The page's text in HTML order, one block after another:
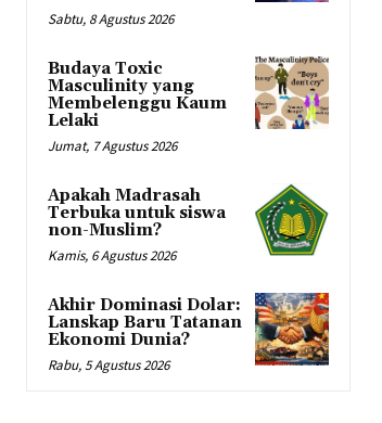
Sabtu, 8 Agustus 2026
Budaya Toxic
Masculinity yang
Membelenggu Kaum
Lelaki
Jumat, 7 Agustus 2026
Apakah Madrasah
Terbuka untuk siswa
non-Muslim?
Kamis, 6 Agustus 2026
Akhir Dominasi Dolar:
Lanskap Baru Tatanan
Ekonomi Dunia?
Rabu, 5 Agustus 2026